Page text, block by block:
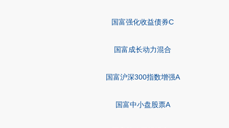
国富强化收益债券C
国富成长动力混合
国富沪深300指数增强A
国富中小盘股票A